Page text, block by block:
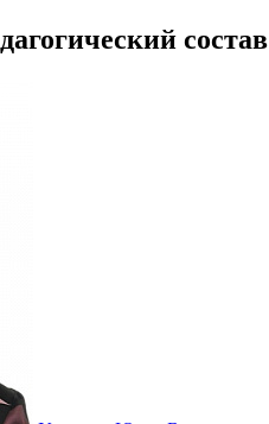
состав